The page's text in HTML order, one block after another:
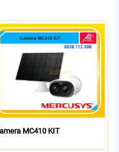
Amera MC410 KIT